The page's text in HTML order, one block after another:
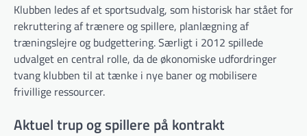
Klubben ledes af et sportsudvalg, som historisk har stået for
rekruttering af trænere og spillere, planlægning af
træningslejre og budgettering. Særligt i 2012 spillede
udvalget en central rolle, da de økonomiske udfordringer
tvang klubben til at tænke i nye baner og mobilisere
frivillige ressourcer.
Aktuel trup og spillere på kontrakt